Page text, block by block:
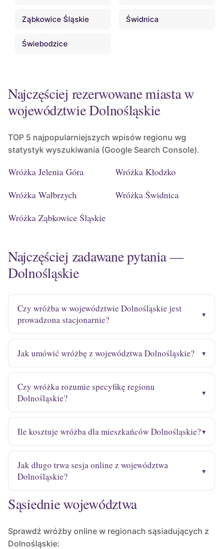
Ząbkowice Śląskie Świdnica
Świebodzice
Najczęściej rezerwowane miasta w
województwie Dolnośląskie
TOP 5 najpopularniejszych wpisów regionu wg
statystyk wyszukiwania (Google Search Console).
Wróżka Jelenia Góra
Wróżka Kłodzko
Wróżka Wałbrzych
Wróżka Świdnica
Wróżka Ząbkowice Śląskie
Najczęściej zadawane pytania —
Dolnośląskie
Czy wróżba w województwie Dolnośląskie jest
prowadzona stacjonarnie?
Jak umówić wróżbę z województwa Dolnośląskie?
Czy wróżka rozumie specyfikę regionu
Dolnośląskie?
Ile kosztuje wróżba dla mieszkańców Dolnośląskie?
Jak długo trwa sesja online z województwa
Dolnośląskie?
Sąsiednie województwa
Sprawdź wróżby online w regionach sąsiadujących z
Dolnośląskie: